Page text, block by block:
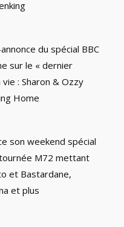
du spécial BBC
sur le « dernier
: Sharon & Ozzy
Home
son weekend spécial
M72 mettant
et Bastardane,
et plus